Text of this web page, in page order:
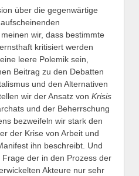
über die gegenwärtige
wir, dass bestimmte
kritisiert werden
leere Polemik sein,
Beitrag zu den Debatten
und den Alternativen
wir der Ansatz von Krisis
und der Beherrschung
bezweifeln wir stark den
der Krise von Arbeit und
ihn beschreibt. Und
der in den Prozess der
Akteure nur sehr